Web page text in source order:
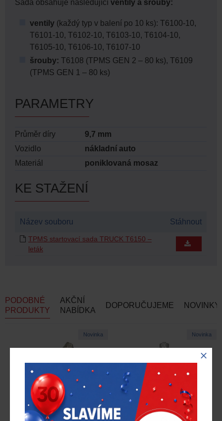
Sada obsahuje následující ventily a šrouby:
ventily (každý typ v balení po 10 ks): T6100-10,
T6101-10, T6102-10, T6103-10, T6104-10,
T6105-10, T6106-10, T6107-10
šrouby: T6108 (TPMS GEN 2 – 80 ks), T6109
(TPMS GEN 1 – 80 ks)
PARAMETRY
Průměr díry
9,7 mm
Vozidlo
nákladní auto
Materiál
poniklovaná mosaz
KE STAŽENÍ
Název souboru Stáhnout
TPMS startovací sada TRUCK T6150 –
leták
PODOBNÉ
PRODUKTY
AKČNÍ
NABÍDKA
DOPORUČUJEME NOVINKY
Novinka Novinka